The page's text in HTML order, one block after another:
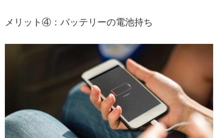
メリット④：バッテリーの電池持ち